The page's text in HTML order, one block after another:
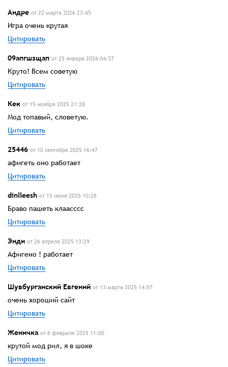
Андре от 22 марта 2026 23:45
Игра очень крутая
Цитировать
09апгшзщап от 25 января 2026 04:37
Круто! Всем советую
Цитировать
Кек от 15 ноября 2025 21:28
Мод топавый, словетую.
Цитировать
25446 от 10 сентября 2025 16:47
афигеть оно работает
Цитировать
dinlleesh от 15 июня 2025 10:28
Браво пашеть клаасссс
Цитировать
Энди от 26 апреля 2025 13:29
Афигено ! работает
Цитировать
Шувбурганский Евгений от 13 марта 2025 14:57
очень хороший сайт
Цитировать
Женичка от 6 февраля 2025 11:00
крутой мод рил, я в шоке
Цитировать